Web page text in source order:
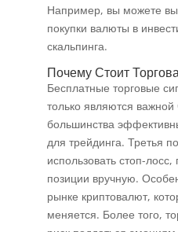
Например, вы можете
покупки валюты в
скальпинга.
Почему Стоит
Бесплатные торговые
только являются
большинства
для трейдинга. Третья
использовать стоп-
позиции вручную.
рынке криптовалют,
меняется. Более того,